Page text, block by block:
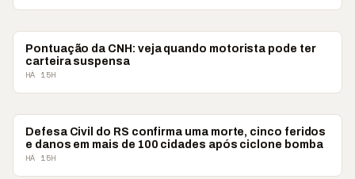
BRASIL
Pontuação da CNH: veja quando motorista pode ter
carteira suspensa
HÁ 15H
BRASIL
Defesa Civil do RS confirma uma morte, cinco feridos
e danos em mais de 100 cidades após ciclone bomba
HÁ 15H